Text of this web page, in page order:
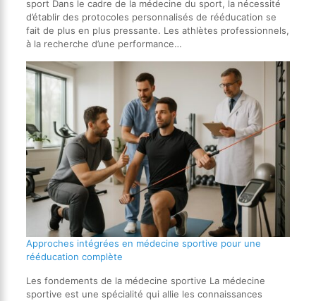
sport Dans le cadre de la médecine du sport, la nécessité
d’établir des protocoles personnalisés de rééducation se
fait de plus en plus pressante. Les athlètes professionnels,
à la recherche d’une performance…
Approches intégrées en médecine sportive pour une
rééducation complète
Les fondements de la médecine sportive La médecine
sportive est une spécialité qui allie les connaissances